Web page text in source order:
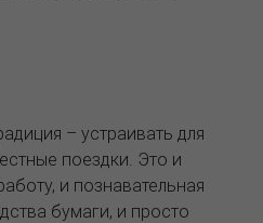
– устраивать для
поездки. Это и
и познавательная
бумаги, и просто